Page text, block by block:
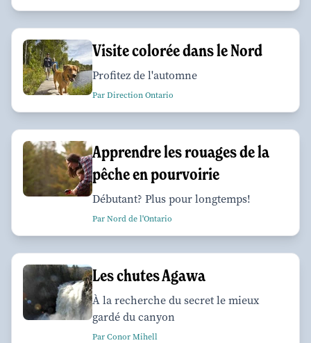
Visite colorée dans le Nord
Profitez de l'automne
Par Direction Ontario
Apprendre les rouages de la
pêche en pourvoirie
Débutant? Plus pour longtemps!
Par Nord de l'Ontario
Les chutes Agawa
À la recherche du secret le mieux
gardé du canyon
Par Conor Mihell